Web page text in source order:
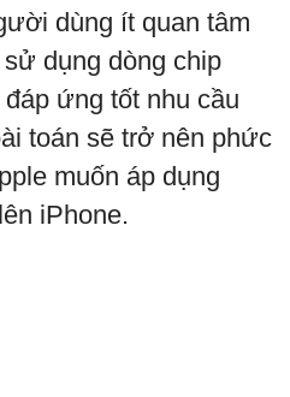
dùng ít quan tâm
dụng dòng chip
ứng tốt nhu cầu
toán sẽ trở nên phức
muốn áp dụng
iPhone.